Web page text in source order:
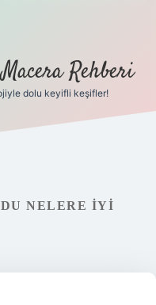
Rehberi
dolu keyifli keşifler!
NELERE IYI